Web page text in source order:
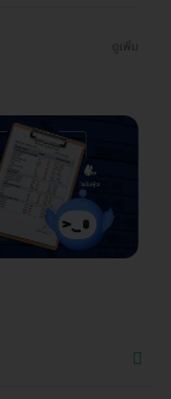
ดูเพิ่ม